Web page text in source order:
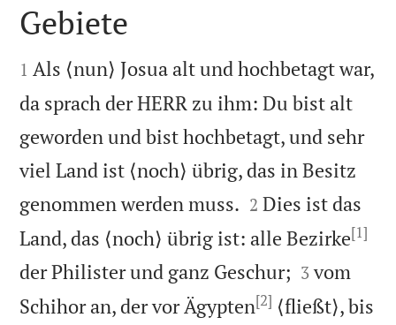

Gebiete

1 Als ⟨nun⟩ Josua alt und hochbetagt war,
da sprach der HERR zu ihm: Du bist alt
geworden und bist hochbetagt, und sehr
viel Land ist ⟨noch⟩ übrig, das in Besitz
genommen werden muss. 

2 Dies ist das
Land, das ⟨noch⟩ übrig ist: alle Bezirke[1]
der Philister und ganz Geschur; 

3 vom
Schihor an, der vor Ägypten[2] ⟨fließt⟩, bis